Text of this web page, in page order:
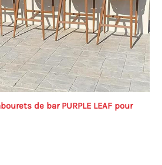
de bar PURPLE LEAF pour